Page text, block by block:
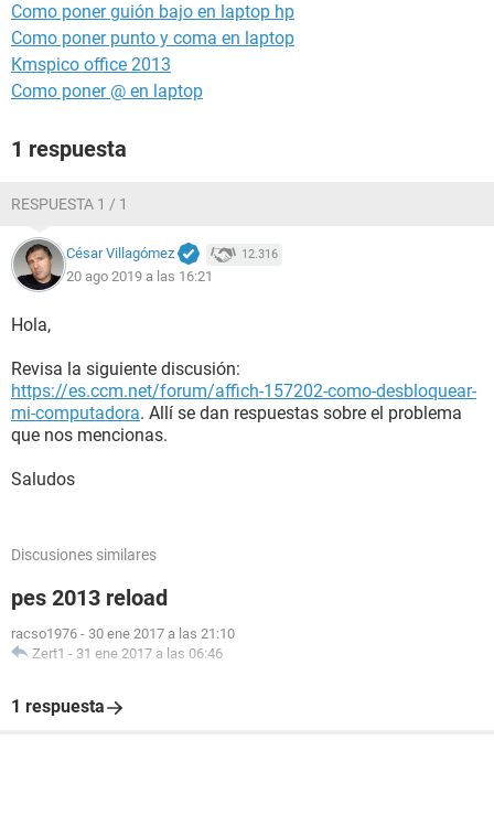
Como poner guión bajo en laptop hp
Como poner punto y coma en laptop
Kmspico office 2013
Como poner @ en laptop
1 respuesta
RESPUESTA 1 / 1
César Villagómez 12.316
20 ago 2019 a las 16:21
Hola,
Revisa la siguiente discusión:
https://es.ccm.net/forum/affich-157202-como-desbloquear-
mi-computadora. Allí se dan respuestas sobre el problema
que nos mencionas.
Saludos
Discusiones similares
pes 2013 reload
racso1976 - 30 ene 2017 a las 21:10
Zert1 - 31 ene 2017 a las 06:46
1 respuesta